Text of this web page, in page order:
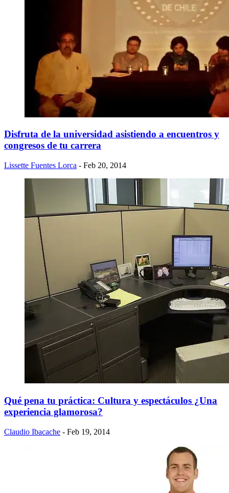
Disfruta de la universidad asistiendo a encuentros y
congresos de tu carrera
Lissette Fuentes Lorca - Feb 20, 2014
Qué pena tu práctica: Cultura y espectáculos ¿Una
experiencia glamorosa?
Claudio Ibacache - Feb 19, 2014